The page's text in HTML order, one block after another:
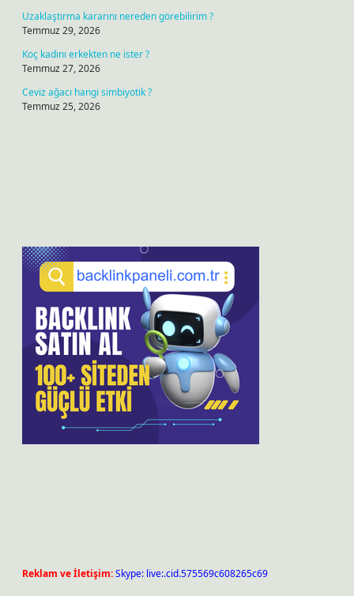
Uzaklaştırma kararını nereden görebilirim ?
Temmuz 29, 2026
Koç kadını erkekten ne ister ?
Temmuz 27, 2026
Ceviz ağacı hangi simbiyotik ?
Temmuz 25, 2026
Reklam ve İletişim:Skype: live:.cid.575569c608265c69